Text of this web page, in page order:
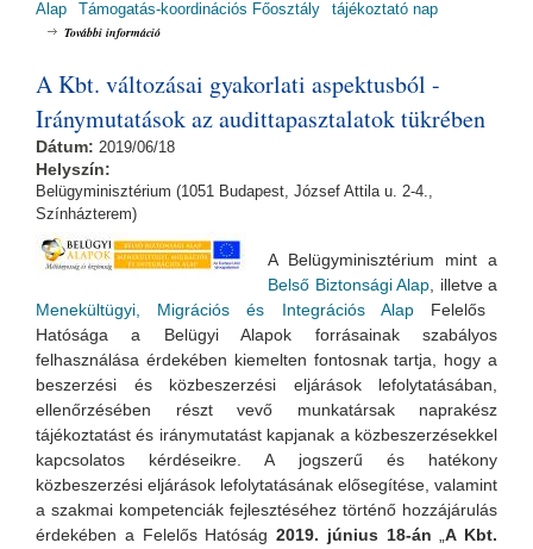
Alap
Támogatás-koordinációs Főosztály tájékoztató nap
További információ
A Kbt. változásai gyakorlati aspektusból -
Iránymutatások az audittapasztalatok tükrében
Dátum: 2019/06/18
Helyszín:
Belügyminisztérium (1051 Budapest, József Attila u. 2-4.,
Színházterem)
A Belügyminisztérium mint a
Belső Biztonsági Alap , illetve a
Menekültügyi, Migrációs és Integrációs AlapFelelős
Hatósága a Belügyi Alapok forrásainak szabályos
felhasználása érdekében kiemelten fontosnak tartja, hogy a
beszerzési és közbeszerzési eljárások lefolytatásában,
ellenőrzésében részt vevő munkatársak naprakész
tájékoztatást és iránymutatást kapjanak a közbeszerzésekkel
kapcsolatos kérdéseikre. A jogszerű és hatékony
közbeszerzési eljárások lefolytatásának elősegítése, valamint
a szakmai kompetenciák fejlesztéséhez történő hozzájárulás
érdekében a Felelős Hatóság 2019. június 18-án „A Kbt.